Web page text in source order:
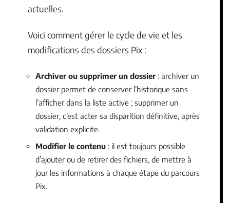
actuelles.
Voici comment gérer le cycle de vie et les
modifications des dossiers Pix :
Archiver ou supprimer un dossier : archiver un
dossier permet de conserver l’historique sans
l’afficher dans la liste active ; supprimer un
dossier, c’est acter sa disparition définitive, après
validation explicite.
Modifier le contenu : il est toujours possible
d’ajouter ou de retirer des fichiers, de mettre à
jour les informations à chaque étape du parcours
Pix.